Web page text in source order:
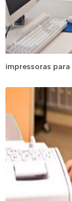
impressoras